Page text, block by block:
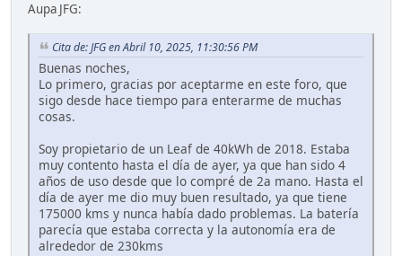
Aupa JFG:
Cita de: JFG en Abril 10, 2025, 11:30:56 PM
Buenas noches,
Lo primero, gracias por aceptarme en este foro, que
sigo desde hace tiempo para enterarme de muchas
cosas.
Soy propietario de un Leaf de 40kWh de 2018. Estaba
muy contento hasta el día de ayer, ya que han sido 4
años de uso desde que lo compré de 2a mano. Hasta el
día de ayer me dio muy buen resultado, ya que tiene
175000 kms y nunca había dado problemas. La batería
parecía que estaba correcta y la autonomía era de
alrededor de 230kms